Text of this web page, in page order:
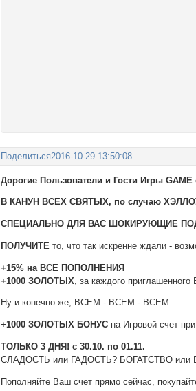
Поделиться2016-10-29 13:50:08
Дорогие Пользователи и Гости Игры GAME
В КАНУН ВСЕХ СВЯТЫХ, по случаю
СПЕЦИАЛЬНО ДЛЯ ВАС ШОКИРУЮЩИЕ
ПОЛУЧИТЕ то, что так искренне ждали -
+15% на ВСЕ ПОПОЛНЕНИЯ
+1000 ЗОЛОТЫХ , за каждого
Ну и конечно же, ВСЕМ - ВСЕМ - ВСЕМ
+1000 ЗОЛОТЫХ БОНУС на Игровой счет
ТОЛЬКО 3 ДНЯ! с 30.10. по 01.11.
СЛАДОСТЬ или ГАДОСТЬ? БОГАТСТВО или
Пополняйте Ваш счет прямо сейчас,